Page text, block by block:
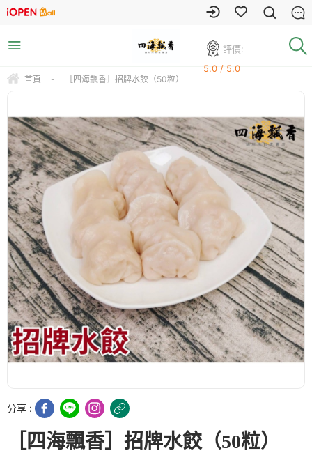
評價:
5.0 / 5.0
首頁 - ［四海飄香］招牌水餃（50粒）
分享 :
［四海飄香］招牌水餃（50粒）